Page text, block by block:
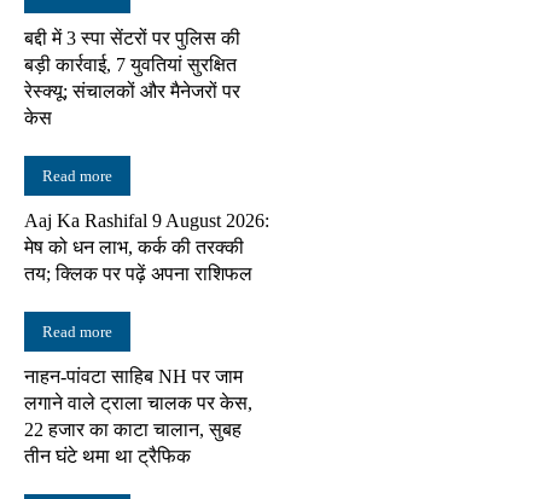
बद्दी में 3 स्पा सेंटरों पर पुलिस की
बड़ी कार्रवाई, 7 युवतियां सुरक्षित
रेस्क्यू; संचालकों और मैनेजरों पर
केस
Read more
Aaj Ka Rashifal 9 August 2026:
मेष को धन लाभ, कर्क की तरक्की
तय; क्लिक पर पढ़ें अपना राशिफल
Read more
नाहन-पांवटा साहिब NH पर जाम
लगाने वाले ट्राला चालक पर केस,
22 हजार का काटा चालान, सुबह
तीन घंटे थमा था ट्रैफिक